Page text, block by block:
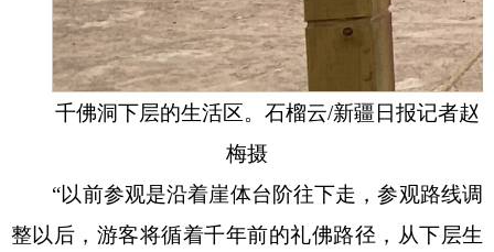
千佛洞下层的生活区。石榴云/新疆日报记者赵
梅摄
“以前参观是沿着崖体台阶往下走，参观路线调
整以后，游客将循着千年前的礼佛路径，从下层生